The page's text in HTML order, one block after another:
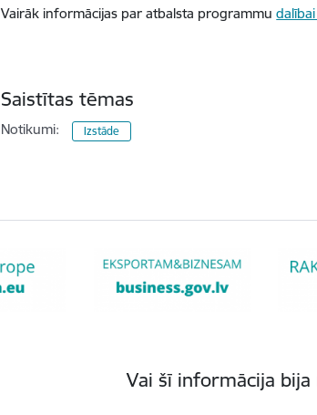
Vairāk informācijas par atbalsta programmu
Saistītas tēmas
Notikumi: Izstāde
Vai šī informācija bija